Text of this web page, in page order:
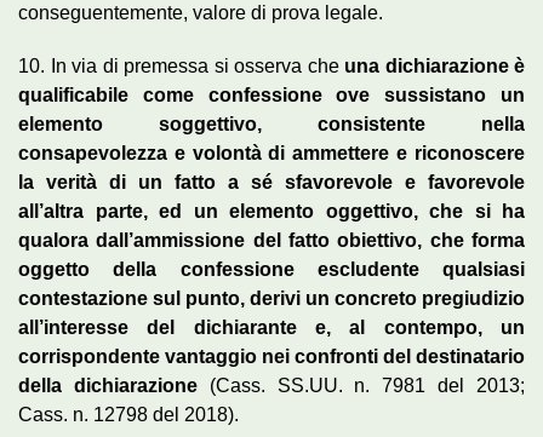
conseguentemente, valore di prova legale.
10. In via di premessa si osserva che una dichiarazione è
qualificabile come confessione ove sussistano un
elemento soggettivo, consistente nella
consapevolezza e volontà di ammettere e riconoscere
la verità di un fatto a sé sfavorevole e favorevole
all’altra parte, ed un elemento oggettivo, che si ha
qualora dall’ammissione del fatto obiettivo, che forma
oggetto della confessione escludente qualsiasi
contestazione sul punto, derivi un concreto pregiudizio
all’interesse del dichiarante e, al contempo, un
corrispondente vantaggio nei confronti del destinatario
della dichiarazione(Cass. SS.UU. n. 7981 del 2013;
Cass. n. 12798 del 2018).